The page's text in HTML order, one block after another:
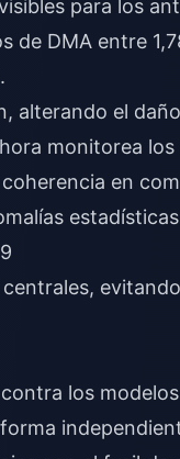
para los
de DMA entre
alterando el
monitorea
en
los